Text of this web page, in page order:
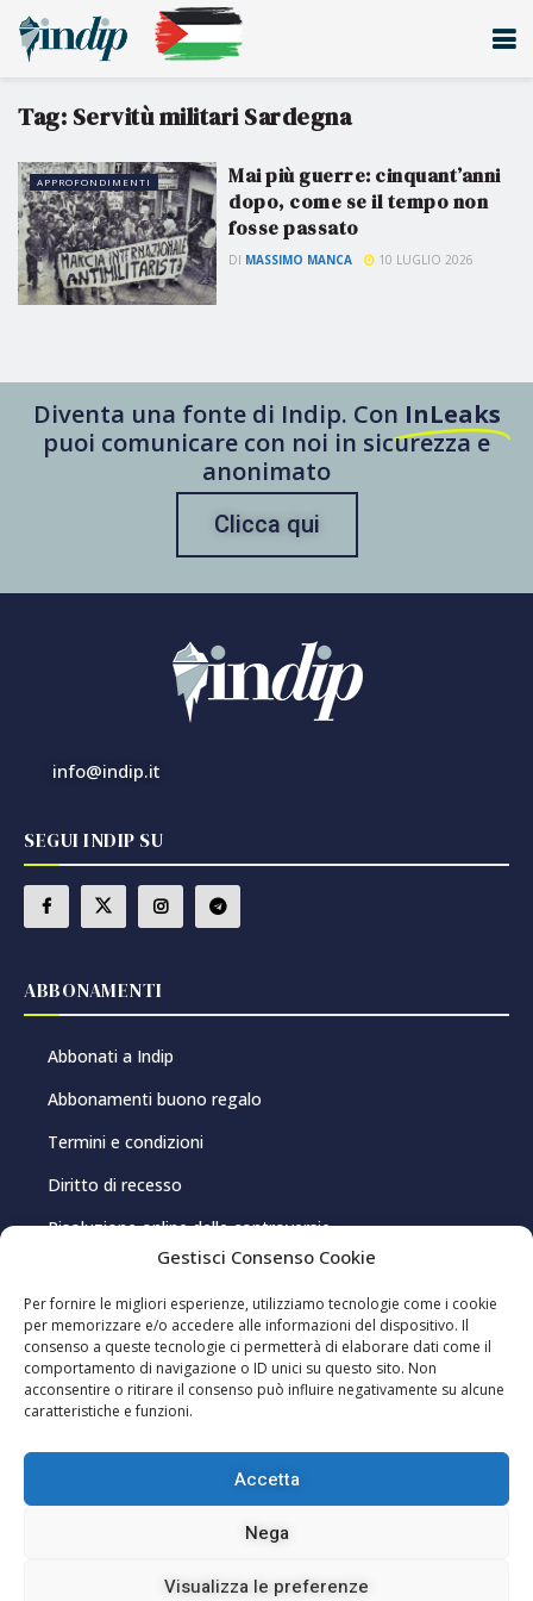
Gestisci Consenso Cookie
Per fornire le migliori esperienze, utilizziamo tecnologie come i cookie
per memorizzare e/o accedere alle informazioni del dispositivo. Il
consenso a queste tecnologie ci permetterà di elaborare dati come il
comportamento di navigazione o ID unici su questo sito. Non
acconsentire o ritirare il consenso può influire negativamente su alcune
caratteristiche e funzioni.
Accetta
Nega
Visualizza le preferenze
Tag: Servitù militari Sardegna
APPROFONDIMENTI
Mai più guerre: cinquant’anni
dopo, come se il tempo non
fosse passato
DI MASSIMO MANCA 10 LUGLIO 2026
Diventa una fonte di Indip. Con InLeaks
puoi comunicare con noi in sicurezza e
anonimato
Clicca qui
info@indip.it
SEGUI INDIP SU
ABBONAMENTI
Abbonati a Indip
Abbonamenti buono regalo
Termini e condizioni
Diritto di recesso
Risoluzione online delle controversie
PRIVACY E COOKIE
Privacy Policy
Cookie Policy
Editoriale Indip Srl – P.IVA 03962150920 – Registrazione al Registro della
responsabile: Pablo Sole ISSN 2785-2466